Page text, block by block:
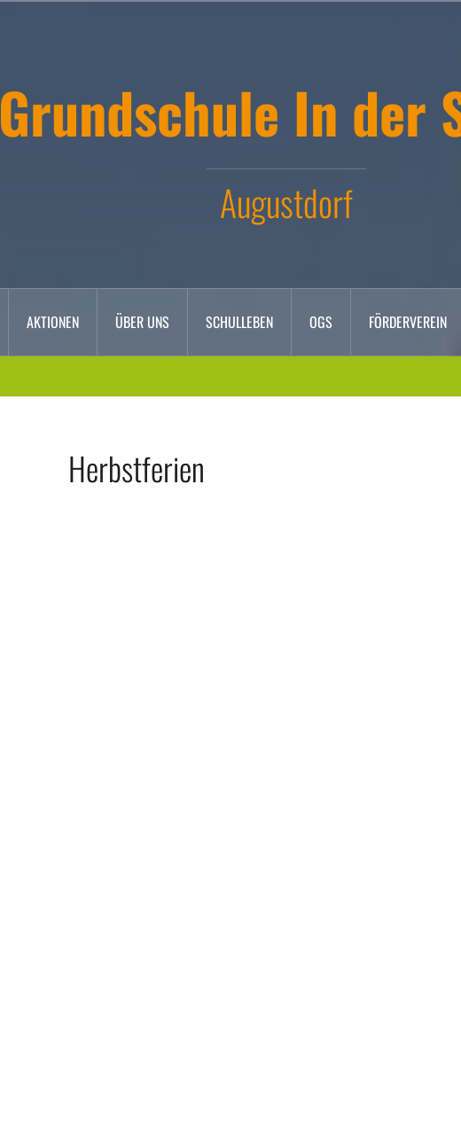
Grundschule In der
Augustdorf
AKTIONEN ÜBER UNS SCHULLEBEN OGS FÖRDERVEREIN
Herbstferien